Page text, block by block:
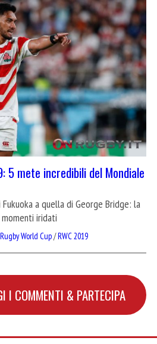
5 mete incredibili del Mondiale
a quella di George Bridge: la
iridati
Rugby World Cup/RWC 2019
I COMMENTI & PARTECIPA